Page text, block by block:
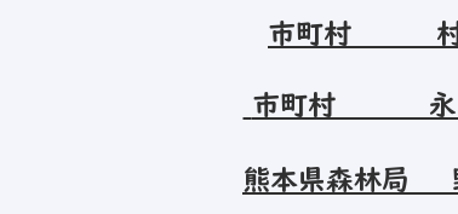
市町村
市町村 永
熊本県森林